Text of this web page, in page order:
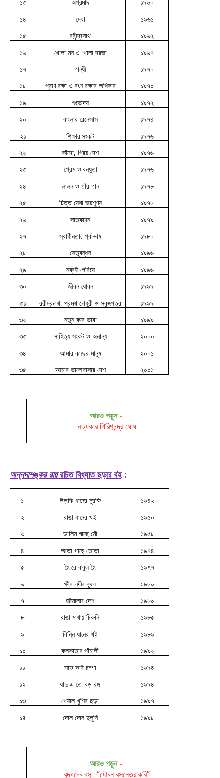
১৩
অপ্রমাদ
১৯৬০
১৪
দেখা
১৯৬১
১৫
রবীন্দ্রনাথ
১৯৬২
১৬
খোলা মন ও খোলা দরজা
১৯৬৭
১৭
গান্ধী
১৯৭০
১৮
প্রাণ রক্ষা ও বংশ রক্ষার অধিকার
১৯৭০
১৯
শুভোদয়
১৯৭২
২০
বাংলার রেনেসাস
১৯৭৪
২১
শিক্ষার সংকট
১৯৭৬
২২
কাঁদো, প্রিয় দেশ
১৯৭৬
২৩
প্রেম ও বন্ধুতা
১৯৭৬
২৪
লালন ও তাঁর গান
১৯৭৮
২৫
চিত্ত যেথা ভয়শূণ্য
১৯৭৮
২৬
সাতকাহন
১৯৭৯
২৭
স্বাধীনতার পূর্বাভাষ
১৯৮০
২৮
সেতুবন্ধন
১৯৯৬
২৯
নব্বই পেরিয়ে
১৯৯৬
৩০
জীবন যৌবন
১৯৯৯
৩১
রবীন্দ্রনাথ, প্রমথ চৌধুরী ও সবুজপত্র
১৯৯৯
৩২
নতুন করে ভাবা
১৯৯৯
৩৩
সাহিত্য সংকট ও অনান্য
২০০০
৩৪
আমার কাছের মানুষ
২০০১
৩৫
আমার ভালোবাসার দেশ ২০০১
আরও পড়ুন-
নাট্যকার গিরিশচন্দ্র ঘোষ
অন্নদাশঙ্কর রায়রচিত বিখ্যাত ছড়ার বই:
১ উড়কি ধানের মুরকি
১৯৪২
২
রাঙা ধানের খই
১৯৫০
৩
ডালিম গাছে মৌ
১৯৫৮
৪
আতা গাছে তোতা
১৯৭৪
৫
হৈ রে বাবুল হৈ
১৯৭৭
৬
ক্ষীর নদীর কূলে
১৯৮০
৭
হট্টমালার দেশ
১৯৮০
৮
রাঙা মাথায় চিরুনি
১৯৮৫
৯
বিন্নি ধানের খই
১৯৮৯
১০
কলকাতার পাঁচালী
১৯৯২
১১
সাত ভাই চম্পা
১৯৯৪
১২
যাদু এ তো বড় রঙ্গ
১৯৯৪
১৩
খেয়াল খুশির ছড়া
১৯৯৭
১৪
দোল দোল দুলুনি ১৯৯৮
আরও পড়ুন-
বুদ্ধদেব বসু : “যৌবন বসন্তের কবি”